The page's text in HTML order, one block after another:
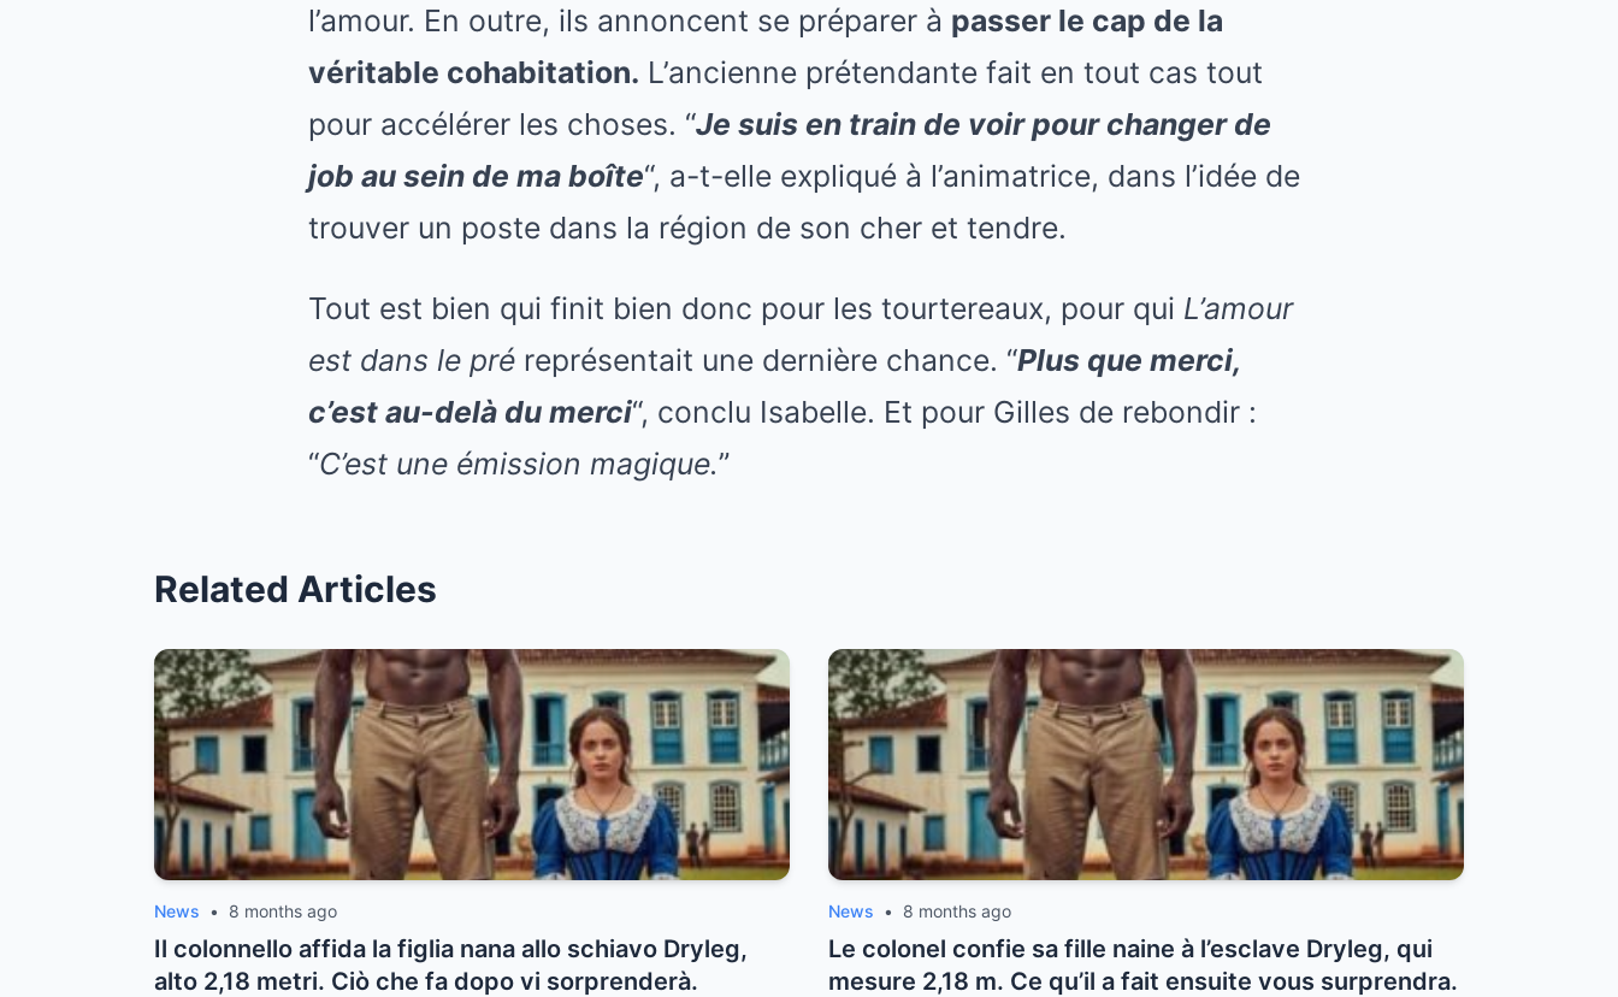
l’amour. En outre, ils annoncent se préparer à passer le cap de la
véritable cohabitation. L’ancienne prétendante fait en tout cas tout
pour accélérer les choses. “Je suis en train de voir pour changer de
job au sein de ma boîte“, a-t-elle expliqué à l’animatrice, dans l’idée de
trouver un poste dans la région de son cher et tendre.
Tout est bien qui finit bien donc pour les tourtereaux, pour qui L’amour
est dans le pré représentait une dernière chance. “Plus que merci,
c’est au-delà du merci“, conclu Isabelle. Et pour Gilles de rebondir :
“C’est une émission magique.”
Related Articles
News • 8 months ago
Il colonnello affida la figlia nana allo schiavo Dryleg,
alto 2,18 metri. Ciò che fa dopo vi sorprenderà.
News • 8 months ago
Le colonel confie sa fille naine à l’esclave Dryleg, qui
mesure 2,18 m. Ce qu’il a fait ensuite vous surprendra.